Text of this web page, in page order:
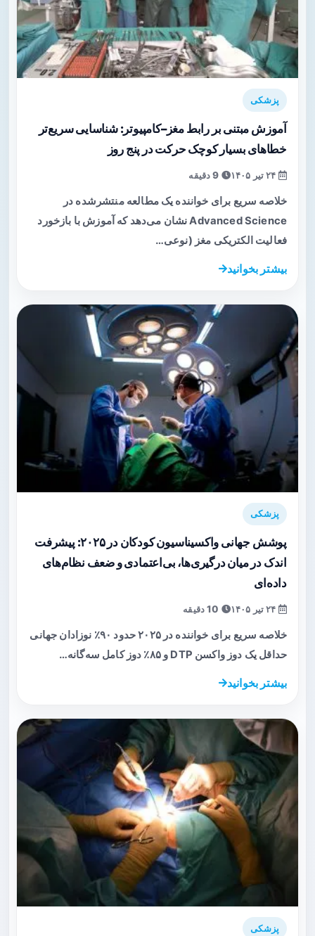
پزشکی
آموزش مبتنی بر رابط مغز–کامپیوتر: شناسایی سریع‌تر
خطاهای بسیار کوچک حرکت در پنج روز
خلاصه سریع برای خواننده یک مطالعه منتشرشده در
Advanced Science نشان می‌دهد که آموزش با بازخورد
فعالیت الکتریکی مغز (نوعی…
بیشتر بخوانید
پزشکی
پوشش جهانی واکسیناسیون کودکان در ۲۰۲۵: پیشرفت
اندک در میان درگیری‌ها، بی‌اعتمادی و ضعف نظام‌های
داده‌ای
خلاصه سریع برای خواننده در ۲۰۲۵ حدود ۹۰٪ نوزادان جهانی
حداقل یک دوز واکسن DTP و ۸۵٪ دوز کامل سه‌گانه…
بیشتر بخوانید
پزشکی